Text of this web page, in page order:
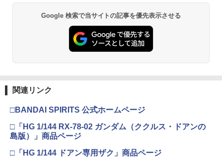
Google 検索で当サイトの記事を優先表示させる
関連リンク
□BANDAI SPIRITS 公式ホームページ
□「HG 1/144 RX-78-02 ガンダム（ククルス・ドアンの
島版）」商品ページ
□「HG 1/144 ドアン専用ザク」商品ページ